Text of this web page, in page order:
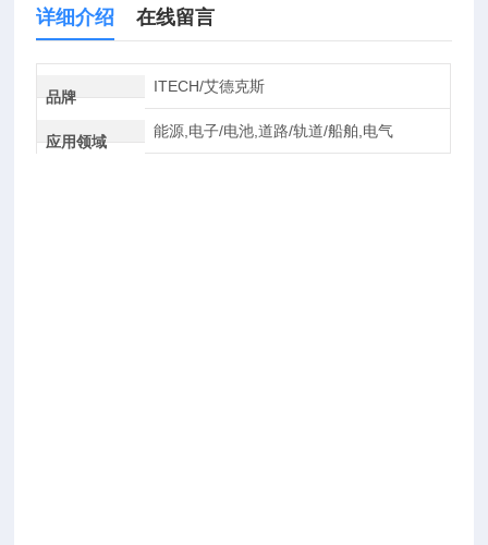
详细介绍 在线留言
品牌
ITECH/艾德克斯
应用领域
能源,电子/电池,道路/轨道/船舶,电气